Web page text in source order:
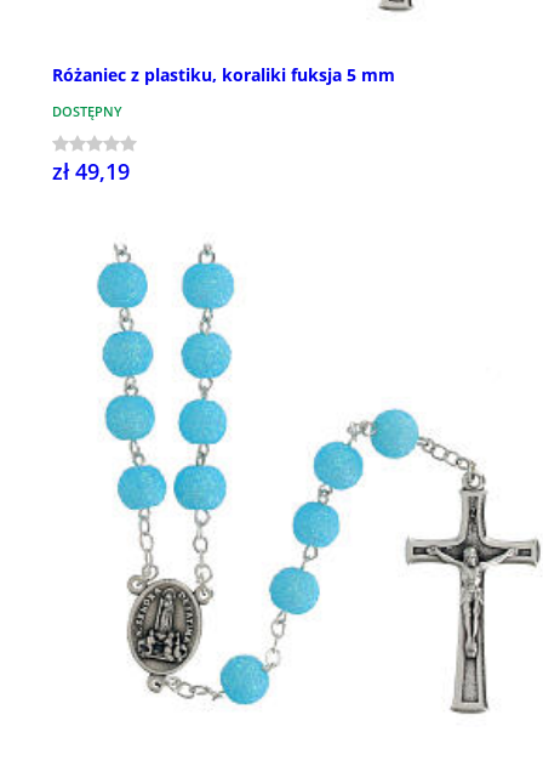
Różaniec z plastiku, koraliki fuksja 5 mm
DOSTĘPNY
zł 49,19